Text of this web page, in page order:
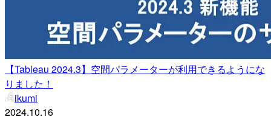
【Tableau 2024.3】空間パラメーターが利用できるようにな
りました！
ikumi
2024.10.16